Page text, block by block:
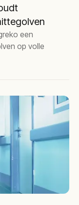
een
op volle